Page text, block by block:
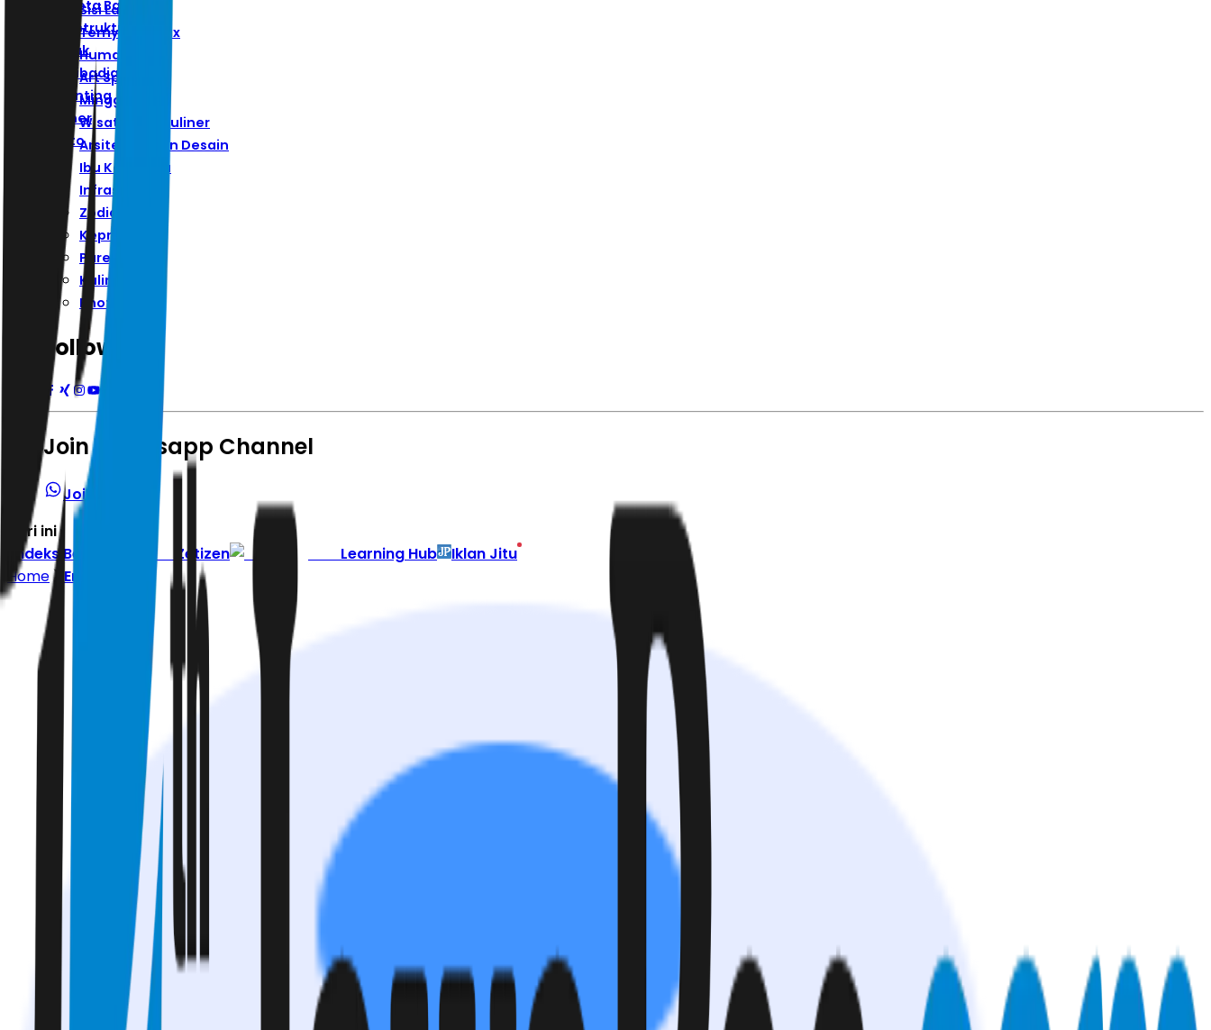
Ibu Kota Baru
Infrastruktur
Zodiak
Kepribadian
Parenting
Kuliner
Photo
Sisi Lain
Ternyata Hoax
Humaniora
Art Space
Minggu
Wisata Dan Kuliner
Arsitektur Dan Desain
Ibu Kota Baru
Infrastruktur
Zodiak
Kepribadian
Parenting
Kuliner
Photo
Follow Us
Join Whatsapp Channel
Join Channel
Hari ini
Indeks Berita Zetizen Learning Hub
Iklan Jitu
Home
Energi